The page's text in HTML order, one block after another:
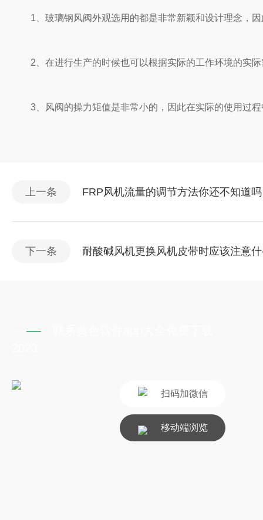
1、玻璃钢风阀外观选用的都是非常新颖和设计理念，
2、在进行生产的时候也可以根据实际的工作环境的实际
3、风阀的操力矩值是非常小的，因此在实际的使用过程
上一条 FRP风机流量的调节方法你还不知道吗
下一条 耐酸碱风机更换风机皮带时应该注意什么
扫码加微信
移动端浏览